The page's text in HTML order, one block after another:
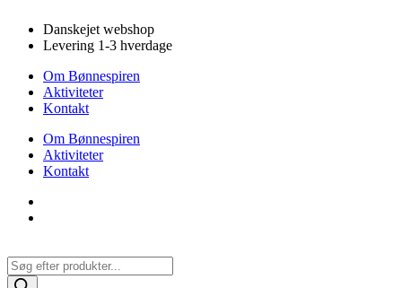
indhold
Danskejet webshop
Levering 1-3 hverdage
Om Bønnespiren
Aktiviteter
Kontakt
Om Bønnespiren
Aktiviteter
Kontakt
Products
search